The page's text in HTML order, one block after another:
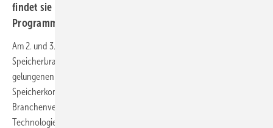
findet sie als reine Onlinekonferenz statt. Das spannende
Programm bleibt unverändert.
Am 2. und 3. Dezember 2020 trifft sich die österreichische Solar- und
Speicherbranche zur diesjährigen Herbsttagung. Nach einem
gelungenen Auftakt im vergangenen Jahr wird die Photovoltaik- und
Speicherkonferenz auch in diesem Jahr gemeinschaftlich vom
Branchenverband PV Austria und der österreichische
Technologieplattform Photovoltaik (TPPV) durchgeführt.